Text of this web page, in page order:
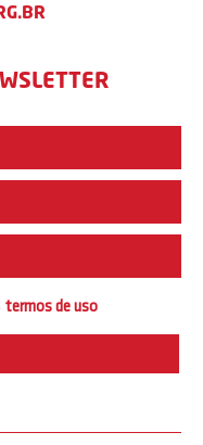
termos de uso